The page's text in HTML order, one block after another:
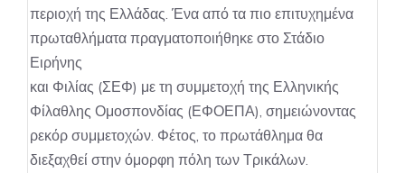
περιοχή της Ελλάδας. Ένα από τα πιο επιτυχημένα
πρωταθλήματα πραγματοποιήθηκε στο Στάδιο
Ειρήνης
και Φιλίας (ΣΕΦ) με τη συμμετοχή της Ελληνικής
Φίλαθλης Ομοσπονδίας (ΕΦΟΕΠΑ), σημειώνοντας
ρεκόρ συμμετοχών. Φέτος, το πρωτάθλημα θα
διεξαχθεί στην όμορφη πόλη των Τρικάλων.